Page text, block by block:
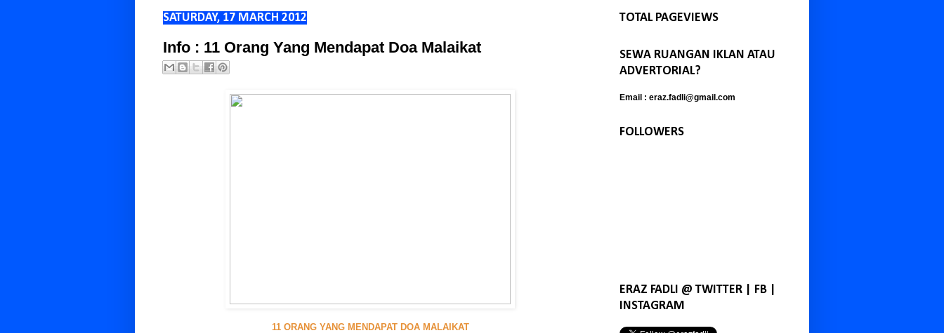
SATURDAY, 17 MARCH 2012
Info : 11 Orang Yang Mendapat Doa Malaikat
11 ORANG YANG MENDAPAT DOA MALAIKAT
TOTAL PAGEVIEWS
SEWA RUANGAN IKLAN ATAU
ADVERTORIAL?
Email : eraz.fadli@gmail.com
FOLLOWERS
ERAZ FADLI @ TWITTER | FB |
INSTAGRAM